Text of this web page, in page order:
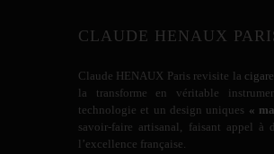
CLAUDE HENAUX
Claude HENAUX Paris revisite la
la transforme en véritable
technologie et un design uniques «
savoir-faire artisanal, faisant appel à
l’excellence française.